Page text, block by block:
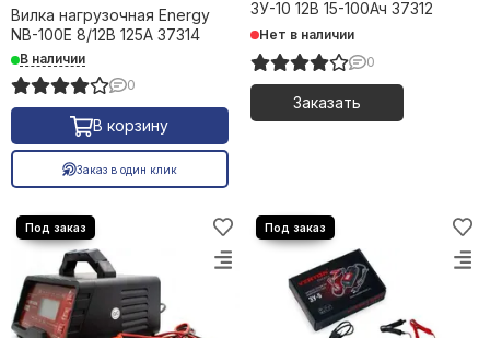
Вилка нагрузочная Energy
NB-100E 8/12В 125А 37314
В наличии
0
В корзину
Заказ в один клик
ЗУ-10 12В 15-100Ач 37312
Нет в наличии
0
Заказать